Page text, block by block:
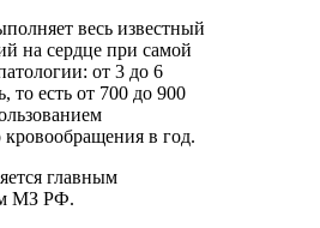
весь известный
на сердце при самой
от 3 до 6
то есть от 700 до 900
кровообращения в год.
главным
МЗ РФ.